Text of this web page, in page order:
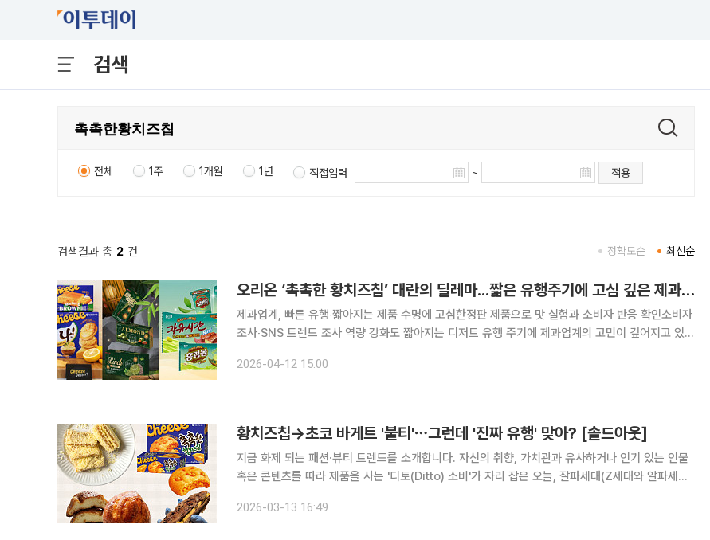
검색
전체 1주 1개월 1년 직접입력 ~ 적용
검색결과 총 2 건 최신순
정확도순
오리온 ‘촉촉한 황치즈칩’ 대란의 딜레마...짧은 유행주기에 고심 깊은 제과업계
제과업계, 빠른 유행‧짧아지는 제품 수명에 고심한정판 제품으로 맛 실험과 소비자 반응 확인소비자
조사‧SNS 트렌드 조사 역량 강화도 짧아지는 디저트 유행 주기에 제과업계의 고민이 깊어지고 있
제과업체로선 실시간 대응이 쉽지만은 않다. 일단 한정판 제품으로
2026-04-12 15:00
황치즈칩→초코 바게트 '불티'⋯그런데 '진짜 유행' 맞아? [솔드아웃]
지금 화제 되는 패션·뷰티 트렌드를 소개합니다. 자신의 취향, 가치관과 유사하거나 인기 있는 인물
혹은 콘텐츠를 따라 제품을 사는 '디토(Ditto) 소비'가 자리 잡은 오늘, 잘파세대(Z세대와 알파세대
서 스크롤 해도 비슷한 장면이 반복됩니다. "두쫀쿠(두
2026-03-13 16:49